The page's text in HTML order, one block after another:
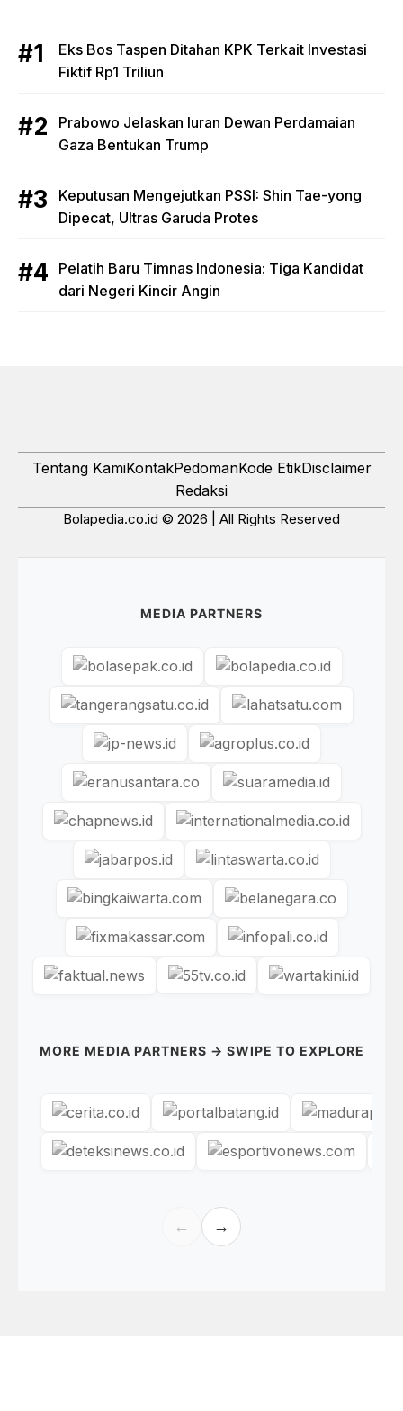
Eks Bos Taspen Ditahan KPK Terkait Investasi
Fiktif Rp1 Triliun
Prabowo Jelaskan Iuran Dewan Perdamaian
Gaza Bentukan Trump
Keputusan Mengejutkan PSSI: Shin Tae-yong
Dipecat, Ultras Garuda Protes
Pelatih Baru Timnas Indonesia: Tiga Kandidat
dari Negeri Kincir Angin
Tentang KamiKontakPedomanKode EtikDisclaimer
Redaksi
Bolapedia.co.id © 2026 | All Rights Reserved
MEDIA PARTNERS
MORE MEDIA PARTNERS → SWIPE TO EXPLORE
← →